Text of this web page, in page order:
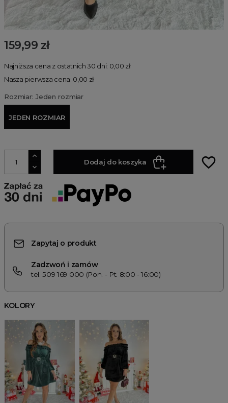
159,99 zł
Najniższa cena z ostatnich 30 dni: 0,00 zł
Nasza pierwsza cena: 0,00 zł
Rozmiar: Jeden rozmiar
JEDEN ROZMIAR
Dodaj do koszyka favorite_border
Zapytaj o produkt
Zadzwoń i zamów
tel. 509 169 000 (Pon. - Pt. 8:00 - 16:00)
KOLORY